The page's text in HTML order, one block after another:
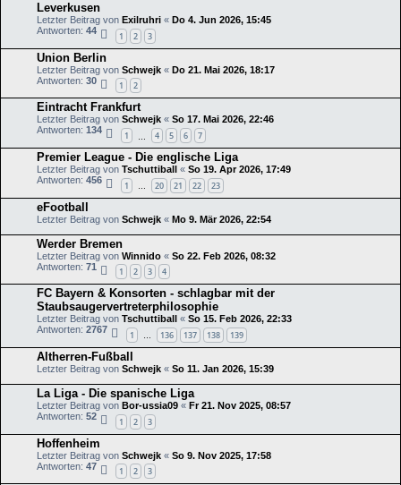
Leverkusen
Letzter Beitrag von Exilruhri « Do 4. Jun 2026, 15:45
Antworten: 44 1 2 3
Union Berlin
Letzter Beitrag von Schwejk « Do 21. Mai 2026, 18:17
Antworten: 30 1 2
Eintracht Frankfurt
Letzter Beitrag von Schwejk « So 17. Mai 2026, 22:46
Antworten: 134 1 4 5 6 7
Premier League - Die englische Liga
Letzter Beitrag von Tschuttiball « So 19. Apr 2026, 17:49
Antworten: 456 1 … 20 21 22 23
eFootball
Letzter Beitrag von Schwejk « Mo 9. Mär 2026, 22:54
Werder Bremen
Letzter Beitrag von Winnido « So 22. Feb 2026, 08:32
Antworten: 71 1 2 3 4
FC Bayern & Konsorten - schlagbar mit der
Staubsaugervertreterphilosophie
Letzter Beitrag von Tschuttiball « So 15. Feb 2026, 22:33
Antworten: 2767 1 … 136 137 138 139
Altherren-Fußball
Letzter Beitrag von Schwejk « So 11. Jan 2026, 15:39
La Liga - Die spanische Liga
Letzter Beitrag von Bor-ussia09 « Fr 21. Nov 2025, 08:57
Antworten: 52 1 2 3
Hoffenheim
Letzter Beitrag von Schwejk « So 9. Nov 2025, 17:58
Antworten: 47 1 2 3